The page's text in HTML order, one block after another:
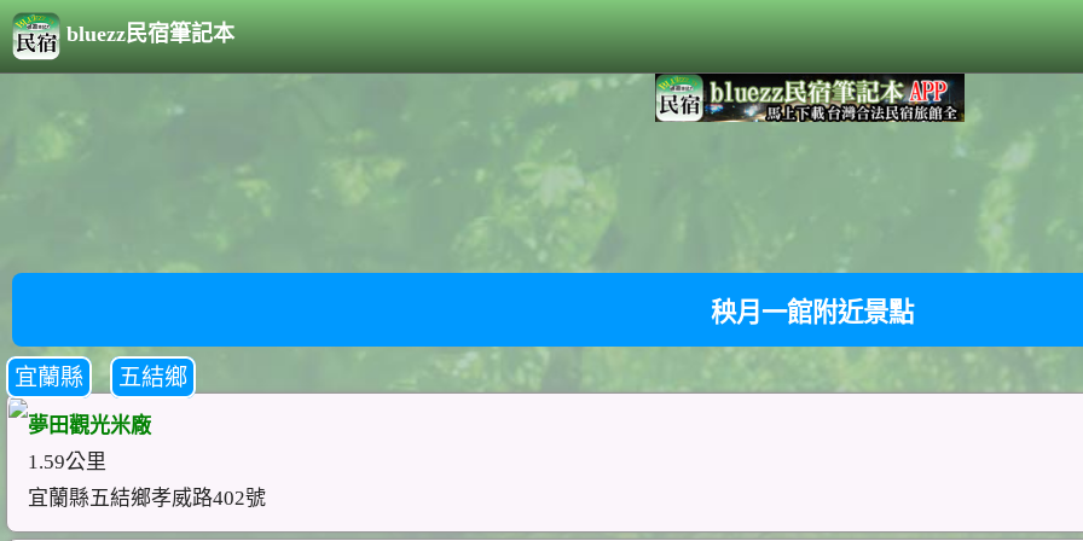
bluezz民宿筆記本
秧月一館附近景點
宜蘭縣 五結鄉
夢田觀光米廠
1.59公里
宜蘭縣五結鄉孝威路402號